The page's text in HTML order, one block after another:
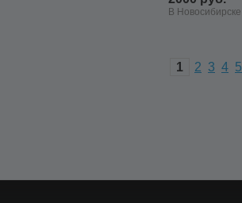
В Новосибирске
1 2 3 4 5